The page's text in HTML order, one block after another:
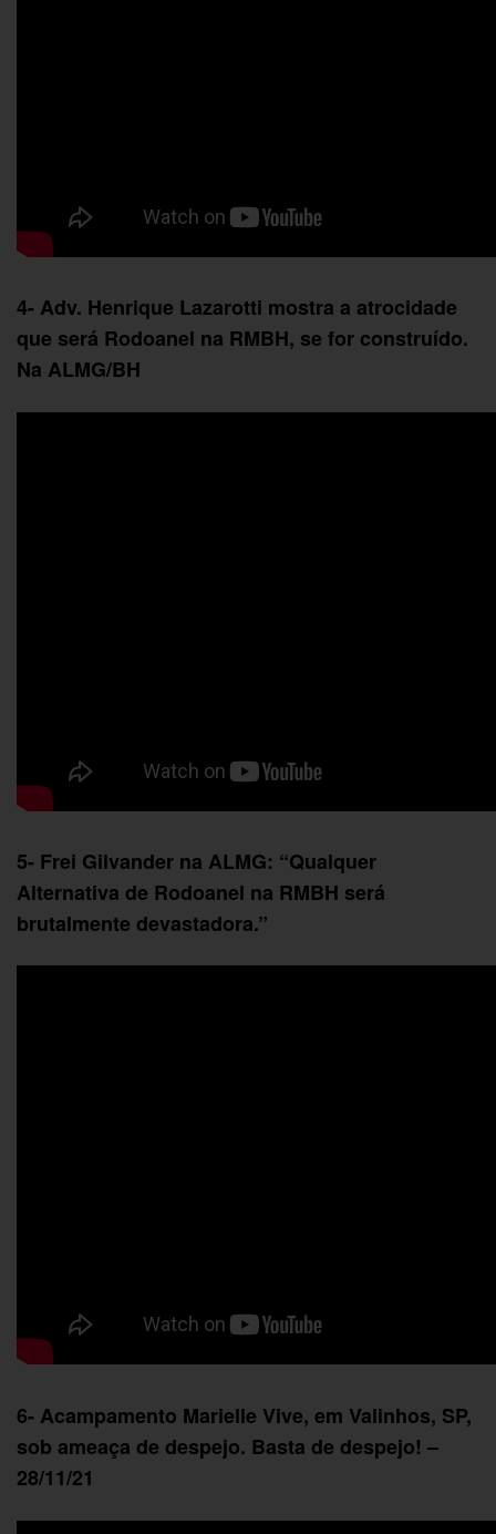
4- Adv. Henrique Lazarotti mostra a atrocidade
que será Rodoanel na RMBH, se for construído.
Na ALMG/BH
5- Frei Gilvander na ALMG: “Qualquer
Alternativa de Rodoanel na RMBH será
brutalmente devastadora.”
6- Acampamento Marielle Vive, em Valinhos, SP,
sob ameaça de despejo. Basta de despejo! –
28/11/21